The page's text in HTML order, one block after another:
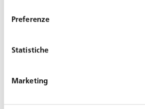
Preferenze
Statistiche
Marketing
ferie
. Come evidenziato dal giudice,
soddisfacimento delle esigenze di
alla necessità di contrastare la
pandemia, ha comportato per ampi
diritti della personalità
, in